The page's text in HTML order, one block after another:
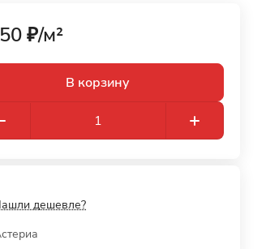
₽/м²
В корзину
дешевле?